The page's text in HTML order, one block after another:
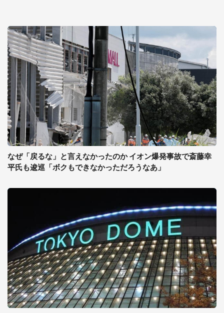
なぜ「戻るな」と言えなかったのか イオン爆発事故で斎藤幸
平氏も逡巡「ボクもできなかっただろうなあ」